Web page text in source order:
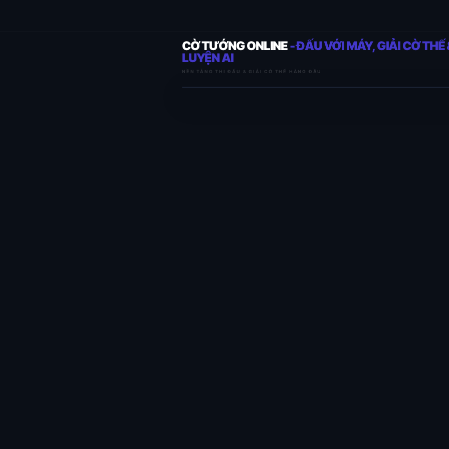
CỜ TƯỚNG ONLINE- ĐẤU VỚI MÁY, GIẢI CỜ THẾ
LUYỆN AI
NỀN TẢNG THI ĐẤU & GIẢI CỜ THẾ HÀNG ĐẦU